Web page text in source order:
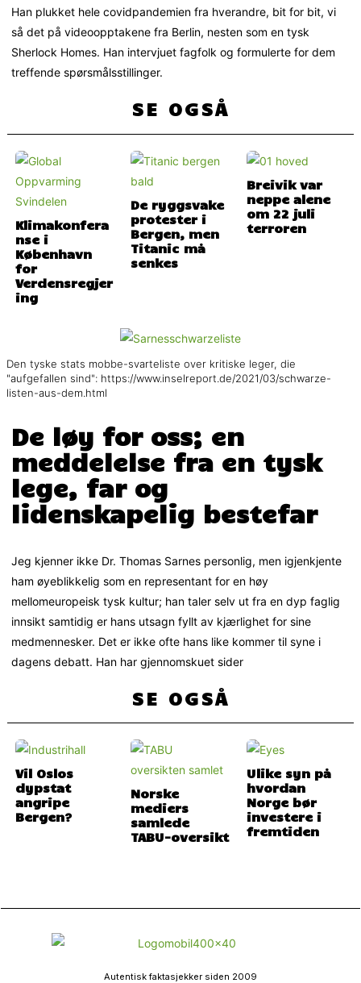
Han plukket hele covidpandemien fra hverandre, bit for bit, vi
så det på videoopptakene fra Berlin, nesten som en tysk
Sherlock Homes. Han intervjuet fagfolk og formulerte for dem
treffende spørsmålsstillinger.
SE OGSÅ
Klimakonfera
nse i
København
for
Verdensregjer
ing
De ryggsvake
protester i
Bergen, men
Titanic må
senkes
Breivik var
neppe alene
om 22 juli
terroren
Den tyske stats mobbe-svarteliste over kritiske leger, die
"aufgefallen sind": https://www.inselreport.de/2021/03/schwarze-
listen-aus-dem.html
De løy for oss; en
meddelelse fra en tysk
lege, far og
lidenskapelig bestefar
Jeg kjenner ikke Dr. Thomas Sarnes personlig, men igjenkjente
ham øyeblikkelig som en representant for en høy
mellomeuropeisk tysk kultur; han taler selv ut fra en dyp faglig
innsikt samtidig er hans utsagn fyllt av kjærlighet for sine
medmennesker. Det er ikke ofte hans like kommer til syne i
dagens debatt. Han har gjennomskuet sider
SE OGSÅ
Vil Oslos
dypstat
angripe
Bergen?
Norske
mediers
samlede
TABU-oversikt
Ulike syn på
hvordan
Norge bør
investere i
fremtiden
Autentisk faktasjekker siden 2009